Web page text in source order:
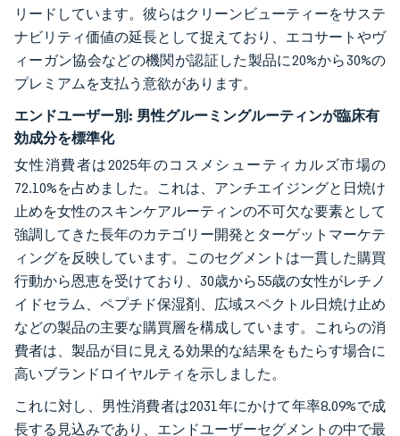
リードしています。彼らはクリーンビューティーをサステ
ナビリティ価値の延長として捉えており、エコサートやヴ
ィーガン協会などの機関が認証した製品に20%から30%の
プレミアムを支払う意欲があります。
エンドユーザー別: 男性グルーミングルーティンが臨床有
効成分を標準化
女性消費者は2025年のコスメシューティカルズ市場の
72.10%を占めました。これは、アンチエイジングと日焼け
止めを女性のスキンケアルーティンの不可欠な要素として
強調してきた長年のカテゴリー開発とターゲットマーケテ
ィングを反映しています。このセグメントは一貫した購買
行動から恩恵を受けており、30歳から55歳の女性がレチノ
イドセラム、ペプチド保湿剤、広域スペクトル日焼け止め
などの製品の主要な購買層を構成しています。これらの消
費者は、製品が目に見える効果的な結果をもたらす場合に
高いブランドロイヤルティを示しました。
これに対し、男性消費者は2031年にかけて年率8.09%で成
長する見込みであり、エンドユーザーセグメントの中で最